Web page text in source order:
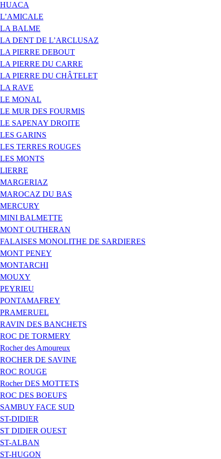
HUACA
L’AMICALE
LA BALME
LA DENT DE L’ARCLUSAZ
LA PIERRE DEBOUT
LA PIERRE DU CARRE
LA PIERRE DU CHÂTELET
LA RAVE
LE MONAL
LE MUR DES FOURMIS
LE SAPENAY DROITE
LES GARINS
LES TERRES ROUGES
LES MONTS
LIERRE
MARGERIAZ
MAROCAZ DU BAS
MERCURY
MINI BALMETTE
MONT OUTHERAN
FALAISES MONOLITHE DE SARDIERES
MONT PENEY
MONTARCHI
MOUXY
PEYRIEU
PONTAMAFREY
PRAMERUEL
RAVIN DES BANCHETS
ROC DE TORMERY
Rocher des Amoureux
ROCHER DE SAVINE
ROC ROUGE
Rocher DES MOTTETS
ROC DES BOEUFS
SAMBUY FACE SUD
ST-DIDIER
ST DIDIER OUEST
ST-ALBAN
ST-HUGON